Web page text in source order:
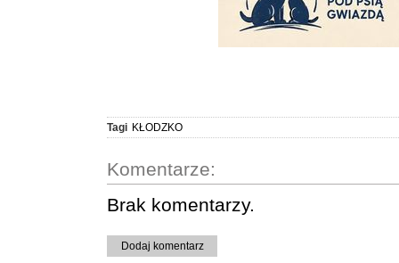
Tagi KŁODZKO
Komentarze:
Brak komentarzy.
Dodaj komentarz